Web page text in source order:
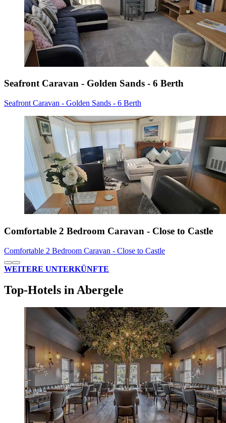
Seafront Caravan - Golden Sands - 6 Berth
Seafront Caravan - Golden Sands - 6 Berth
Comfortable 2 Bedroom Caravan - Close to Castle
Comfortable 2 Bedroom Caravan - Close to Castle
WEITERE UNTERKÜNFTE
Top-Hotels in Abergele